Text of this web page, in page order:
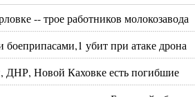
-- трое работников молокозавода
убит при атаке дрона
ДНР, Новой Каховке есть погибшие